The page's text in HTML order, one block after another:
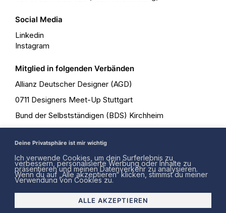
Deine Privatsphäre ist mir wichtig
Ich verwende Cookies, um dein Surferlebnis zu
verbessern, personalisierte Werbung oder Inhalte zu
präsentieren und meinen Datenverkehr zu analysieren.
Wenn du auf „Alle akzeptieren“ klicken, stimmst du meiner
Verwendung von Cookies zu.
ALLE AKZEPTIEREN
Social Media
Linkedin
Instagram
Mitglied in folgenden Verbänden
Allianz Deutscher Designer (AGD)
0711 Designers Meet-Up Stuttgart
Bund der Selbstständigen (BDS) Kirchheim
Freelancerteam
Rechtliches
Impressum
Datenschutz
Tim Ritter Designstudio: Ihr Grafikdesign Freelancer und